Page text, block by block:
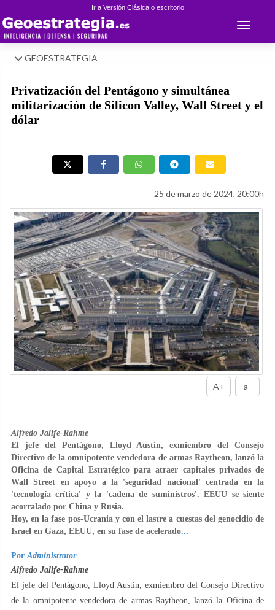
Ir a Versión Clásica o escritorio
Toggle
GEOESTRATEGIA
Privatización del Pentágono y simultánea
militarización de Silicon Valley, Wall Street y el
dólar
25 de marzo de 2024, 20:00h
A+ a-
Alfredo Jalife-Rahme
El jefe del Pentágono, Lloyd Austin, exmiembro del Consejo
Directivo de la omnipotente vendedora de armas Raytheon, lanzó la
Oficina de Capital Estratégico para atraer capitales privados de
Wall Street en apoyo a la 'seguridad nacional' centrada en la
'tecnología crítica' y la 'cadena de suministros'. EEUU se siente
acorralado por China y Rusia.
Hoy, en la fase pos-Ucrania y con el lastre a cuestas del genocidio de
Israel en Gaza, EEUU, en su fase de acelerado...
Por Administrator
Alfredo Jalife-Rahme
El jefe del Pentágono, Lloyd Austin, exmiembro del Consejo Directivo
de la omnipotente vendedora de armas Raytheon, lanzó la Oficina de